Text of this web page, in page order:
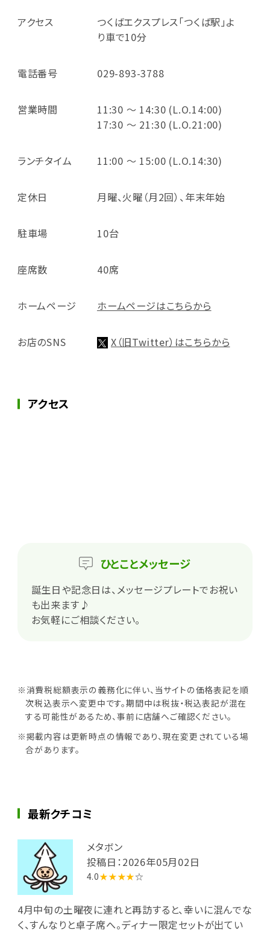
アクセス
つくばエクスプレス「つくば駅」よ
り車で10分
電話番号 029-893-3788
営業時間
11:30 ～ 14:30 (L.O.14:00)
17:30 ～ 21:30 (L.O.21:00)
ランチタイム 11:00 ～ 15:00 (L.O.14:30)
定休日 月曜、火曜（月2回）、年末年始
駐車場 10台
座席数 40席
ホームページ ホームページはこちらから
お店のSNS X（旧Twitter）はこちらから
アクセス
ひとことメッセージ
誕生日や記念日は、メッセージプレートでお祝い
も出来ます♪
お気軽にご相談ください。
※消費税総額表示の義務化に伴い、当サイトの価格表記を順
次税込表示へ変更中です。期間中は税抜・税込表記が混在
する可能性があるため、事前に店舗へご確認ください。
※掲載内容は更新時点の情報であり、現在変更されている場
合があります。
最新クチコミ
メタボン
投稿日：2026年05月02日
4.0★★★★☆
4月中旬の土曜夜に連れと再訪すると、幸いに混んでな
く、すんなりと卓子席へ。ディナー限定セットが出てい